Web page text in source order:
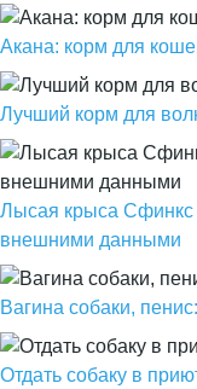
Акана: корм для
Лучший корм для
Лысая крыса Сфинкс
внешними данными
Вагина собаки,
Отдать собаку в